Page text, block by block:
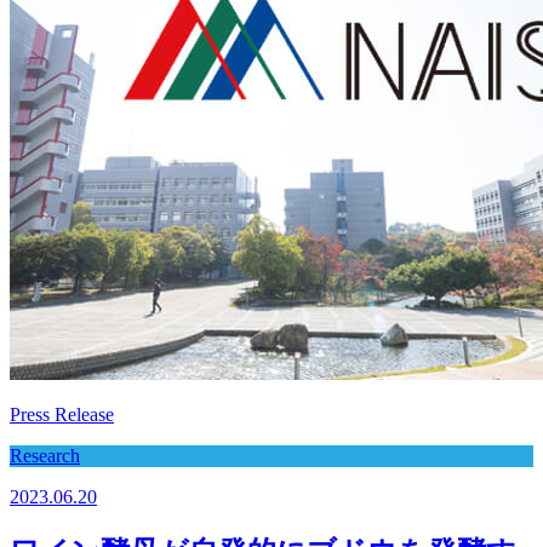
Press Release
Research
2023.06.20